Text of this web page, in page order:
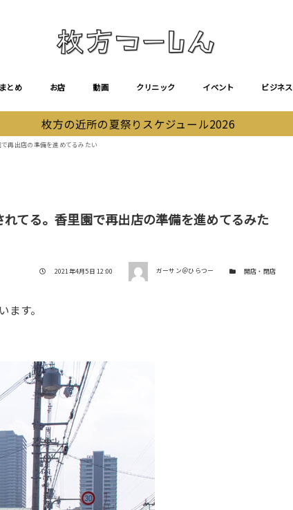
まとめ お店 動画 クリニック イベント ビジネス
枚方の近所の夏祭りスケジュール2026
再出店の準備を進めてるみたい
てる。香里園で再出店の準備を進めてるみた
投稿日
2021年4月5日 12:00 著者 ガーサン＠ひらつー カテゴリー開店・閉店
す。